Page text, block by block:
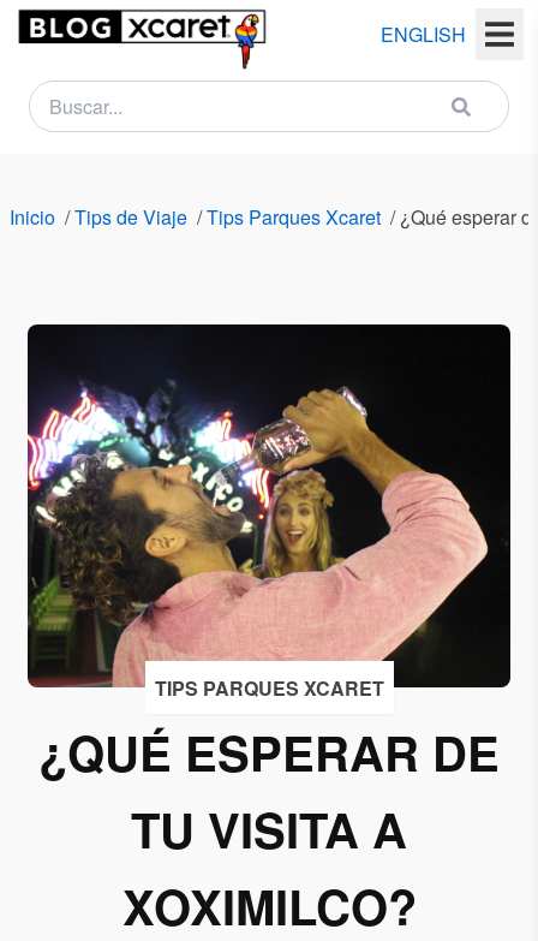
ENGLISH
Inicio /Tips de Viaje /Tips Parques Xcaret /¿Qué esperar
TIPS PARQUES XCARET
¿QUÉ ESPERAR DE
TU VISITA A
XOXIMILCO?
NEWSLETTER
Nombre
Email
País
Acepto
recibir
correos
de
Xcaret
permiso
a esta lista